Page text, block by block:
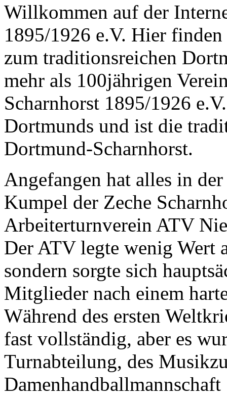
Willkommen auf der
1895/1926 e.V. Hier
zum traditionsreichen
mehr als 100jährigen
Scharnhorst 1895/1926
Dortmunds und ist die
Dortmund-Scharnhorst.
Angefangen hat alles in
Kumpel der Zeche
Arbeiterturnverein ATV
Der ATV legte wenig Wert
sondern sorgte sich
Mitglieder nach einem
Während des ersten
fast vollständig, aber es
Turnabteilung, des